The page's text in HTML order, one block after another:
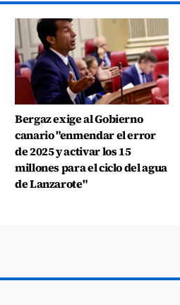
Bergaz exige al Gobierno
canario "enmendar el error
de 2025 y activar los 15
millones para el ciclo del agua
de Lanzarote"